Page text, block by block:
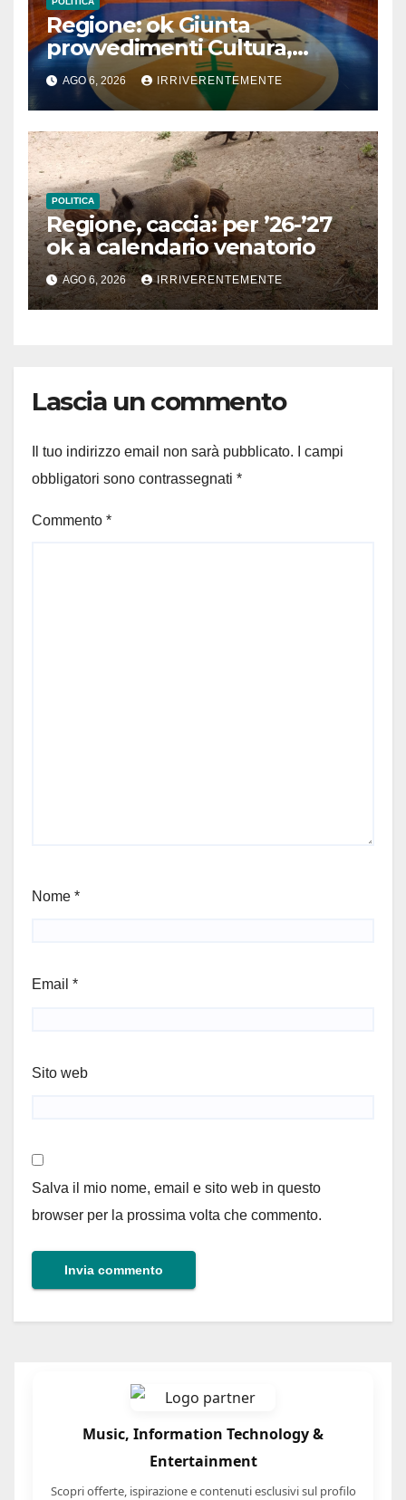
Regione: ok Giunta
provvedimenti Cultura,
Prevenzione, Welfare,
Bilancio Ambiente
AGO 6, 2026 IRRIVERENTEMENTE
POLITICA
Regione, caccia: per ’26-’27
ok a calendario venatorio
AGO 6, 2026 IRRIVERENTEMENTE
Lascia un commento
Il tuo indirizzo email non sarà pubblicato.
I campi
obbligatori sono contrassegnati *
Commento *
Nome *
Email *
Sito web
Salva il mio nome, email e sito web in questo
browser per la prossima volta che commento.
Music, Information Technology &
Entertainment
Scopri offerte, ispirazione e contenuti esclusivi sul profilo